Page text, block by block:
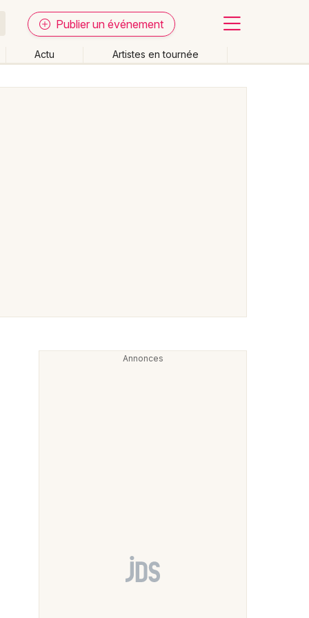
Publier un événement
Actu Artistes en tournée